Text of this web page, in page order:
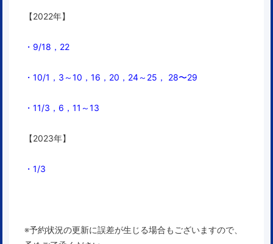
【2022年】
・9/18，22
・10/1，3～10，16，20，24～25， 28〜29
・11/3，6，11～13
【2023年】
・1/3
※予約状況の更新に誤差が生じる場合もございますので、